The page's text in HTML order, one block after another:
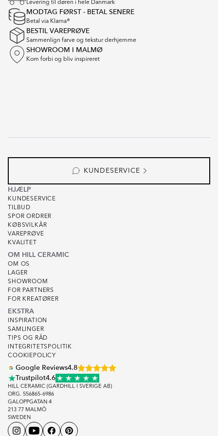
16
Levering til døren i hele Danmark
MODTAG FØRST - BETAL SENERE
Betal via Klarna®
BESTIL VAREPRØVE
Sammenlign farve og tekstur derhjemme
SHOWROOM I MALMØ
Kom forbi og bliv inspireret
KUNDESERVICE
HJÆLP
KUNDESERVICE
TILBUD
SPOR ORDRER
KØBSVILKÅR
VAREPRØVE
KVALITET
OM HILL CERAMIC
OM OS
LAGER
SHOWROOM
FOR PARTNERS
FOR KREATØRER
EKSTRA
INSPIRATION
SAMLINGER
TIPS OG RÅD
INTEGRITETSPOLITIK
COOKIEPOLICY
Google Reviews4.8
Trustpilot4.6
HILL CERAMIC (GARDHILL I SVERIGE AB)
ORG. 556865-6986
GALOPPGATAN 4
213 77 MALMÖ
SWEDEN